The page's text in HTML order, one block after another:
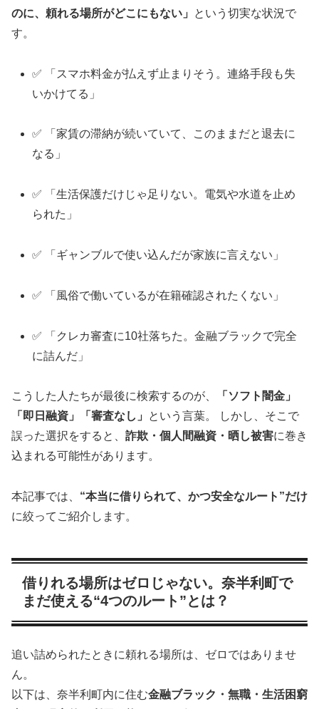
のに、頼れる場所がどこにもない」
という切実な状況で
す。
✅ 「スマホ料金が払えず止まりそう。連絡手段も失
いかけてる」
✅ 「家賃の滞納が続いていて、このままだと退去に
なる」
✅ 「生活保護だけじゃ足りない。電気や水道を止め
られた」
✅ 「ギャンブルで使い込んだが家族に言えない」
✅ 「風俗で働いているが在籍確認されたくない」
✅ 「クレカ審査に10社落ちた。金融ブラックで完全
に詰んだ」
こうした人たちが最後に検索するのが、
「ソフト闇金」
「即日融資」「審査なし」
という言葉。 しかし、そこで
誤った選択をすると、 詐欺・個人間融資・晒し被害に巻き
込まれる可能性があります。
本記事では、 “本当に借りられて、かつ安全なルート”だけ
に絞ってご紹介します。
借りれる場所はゼロじゃない。奈半利町で
まだ使える“4つのルート”とは？
追い詰められたときに頼れる場所は、ゼロではありませ
ん。
以下は、奈半利町内に住む金融ブラック・無職・生活困窮